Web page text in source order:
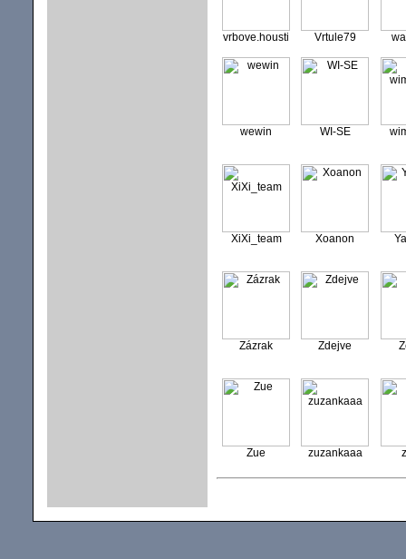
vrbove.housti Vrtule79
wewin WI-SE
XiXi_team Xoanon
Zázrak Zdejve
Zue zuzankaaa